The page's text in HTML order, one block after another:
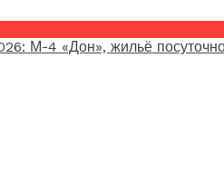
М-4 «Дон», жильё